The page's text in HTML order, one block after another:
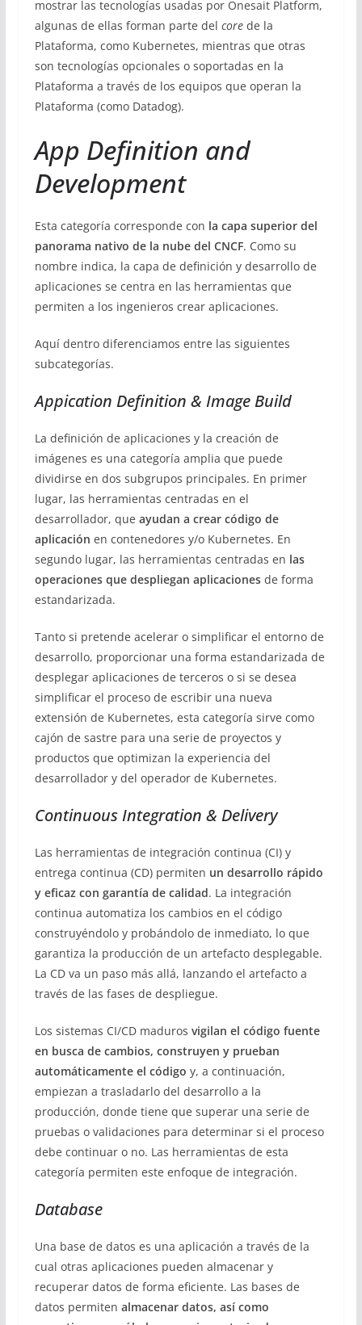
mostrar las tecnologías usadas por Onesait Platform,
algunas de ellas forman parte del corede la
Plataforma, como Kubernetes, mientras que otras
son tecnologías opcionales o soportadas en la
Plataforma a través de los equipos que operan la
Plataforma (como Datadog).
App Definition and
Development
Esta categoría corresponde con la capa superior del
panorama nativo de la nube del CNCF. Como su
nombre indica, la capa de definición y desarrollo de
aplicaciones se centra en las herramientas que
permiten a los ingenieros crear aplicaciones.
Aquí dentro diferenciamos entre las siguientes
subcategorías.
Appication Definition & Image Build
La definición de aplicaciones y la creación de
imágenes es una categoría amplia que puede
dividirse en dos subgrupos principales. En primer
lugar, las herramientas centradas en el
desarrollador, que ayudan a crear código de
aplicación en contenedores y/o Kubernetes. En
segundo lugar, las herramientas centradas en las
operaciones que despliegan aplicacionesde forma
estandarizada.
Tanto si pretende acelerar o simplificar el entorno de
desarrollo, proporcionar una forma estandarizada de
desplegar aplicaciones de terceros o si se desea
simplificar el proceso de escribir una nueva
extensión de Kubernetes, esta categoría sirve como
cajón de sastre para una serie de proyectos y
productos que optimizan la experiencia del
desarrollador y del operador de Kubernetes.
Continuous Integration & Delivery
Las herramientas de integración continua (CI) y
entrega continua (CD) permiten un desarrollo rápido
y eficaz con garantía de calidad. La integración
continua automatiza los cambios en el código
construyéndolo y probándolo de inmediato, lo que
garantiza la producción de un artefacto desplegable.
La CD va un paso más allá, lanzando el artefacto a
través de las fases de despliegue.
Los sistemas CI/CD maduros vigilan el código fuente
en busca de cambios, construyen y prueban
automáticamente el código y, a continuación,
empiezan a trasladarlo del desarrollo a la
producción, donde tiene que superar una serie de
pruebas o validaciones para determinar si el proceso
debe continuar o no. Las herramientas de esta
categoría permiten este enfoque de integración.
Database
Una base de datos es una aplicación a través de la
cual otras aplicaciones pueden almacenar y
recuperar datos de forma eficiente. Las bases de
datos permiten almacenar datos, así como